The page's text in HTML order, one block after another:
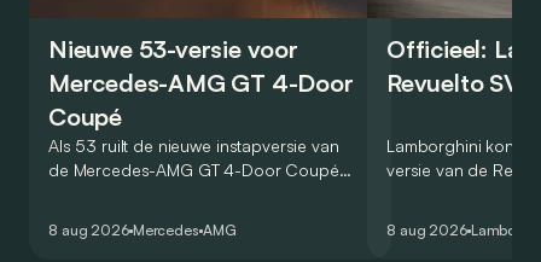
Nieuwe 53-versie voor
Mercedes-AMG GT 4-Door
Coupé
Als 53 ruilt de nieuwe instapversie van
de Mercedes-AMG GT 4-Door Coupé
8 aug 2026 Mercedes AMG
Officieel:
Revuelto SV
Lamborghini
versie van de
een record voor
8 aug 2026